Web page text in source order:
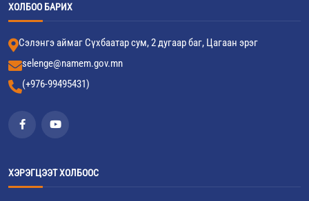
ХОЛБОО БАРИХ
Сэлэнгэ аймаг Сүхбаатар сум, 2 дугаар баг, Цагаан эрэг
selenge@namem.gov.mn
(+976-99495431)
ХЭРЭГЦЭЭТ ХОЛБООС